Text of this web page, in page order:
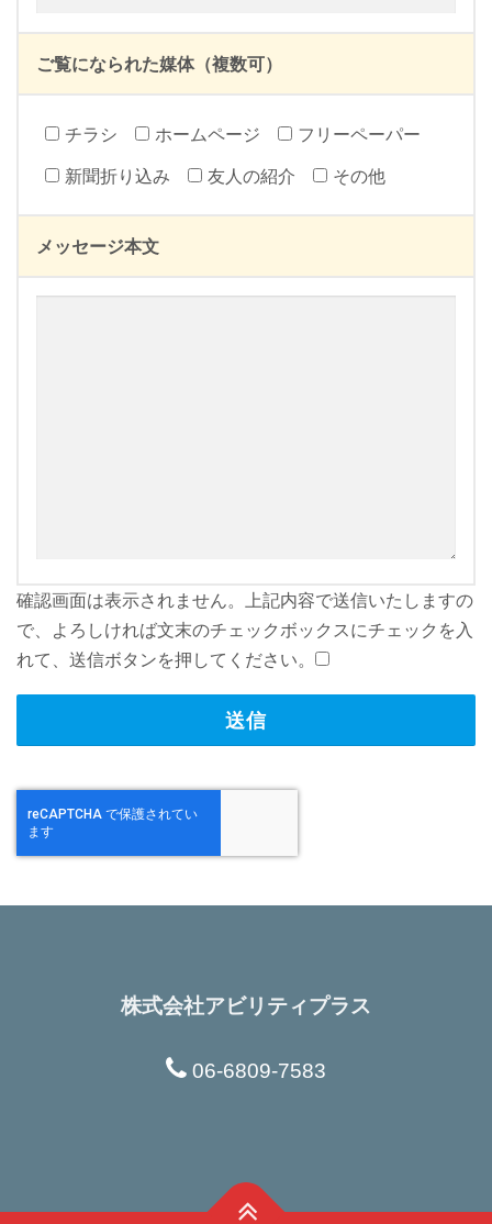
ご覧になられた媒体（複数可）
チラシ ホームページ
フリーペーパー
新聞折り込み
友人の紹介 その他
メッセージ本文
確認画面は表示されません。上記内容で送信いたしますの
で、よろしければ文末のチェックボックスにチェックを入
れて、送信ボタンを押してください。
株式会社アビリティプラス